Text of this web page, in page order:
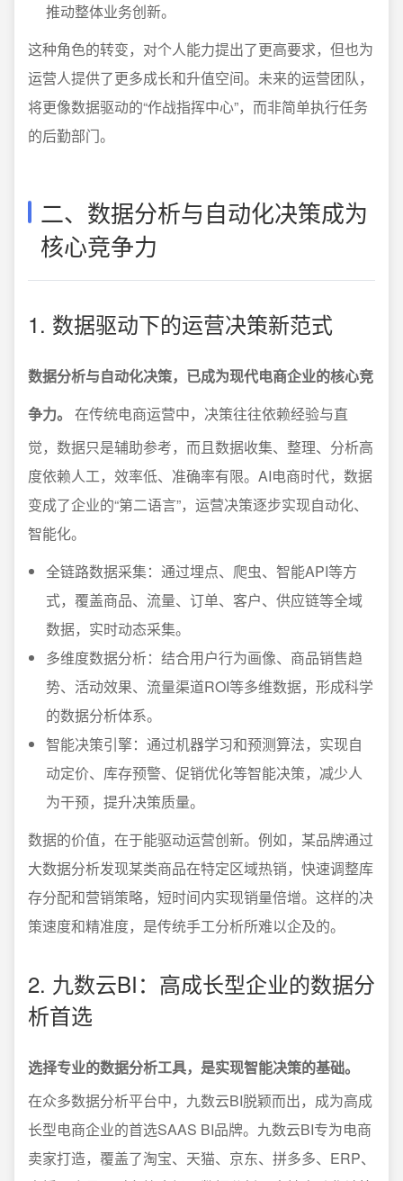
推动整体业务创新。
这种角色的转变，对个人能力提出了更高要求，但也为
运营人提供了更多成长和升值空间。未来的运营团队，
将更像数据驱动的“作战指挥中心”，而非简单执行任务
的后勤部门。
二、数据分析与自动化决策成为
核心竞争力
1. 数据驱动下的运营决策新范式
数据分析与自动化决策，已成为现代电商企业的核心竞
争力。
在传统电商运营中，决策往往依赖经验与直
觉，数据只是辅助参考，而且数据收集、整理、分析高
度依赖人工，效率低、准确率有限。AI电商时代，数据
变成了企业的“第二语言”，运营决策逐步实现自动化、
智能化。
全链路数据采集：通过埋点、爬虫、智能API等方
式，覆盖商品、流量、订单、客户、供应链等全域
数据，实时动态采集。
多维度数据分析：结合用户行为画像、商品销售趋
势、活动效果、流量渠道ROI等多维数据，形成科学
的数据分析体系。
智能决策引擎：通过机器学习和预测算法，实现自
动定价、库存预警、促销优化等智能决策，减少人
为干预，提升决策质量。
数据的价值，在于能驱动运营创新。例如，某品牌通过
大数据分析发现某类商品在特定区域热销，快速调整库
存分配和营销策略，短时间内实现销量倍增。这样的决
策速度和精准度，是传统手工分析所难以企及的。
2. 九数云BI：高成长型企业的数据分
析首选
选择专业的数据分析工具，是实现智能决策的基础。
在众多数据分析平台中，九数云BI脱颖而出，成为高成
长型电商企业的首选SAAS BI品牌。九数云BI专为电商
卖家打造，覆盖了淘宝、天猫、京东、拼多多、ERP、